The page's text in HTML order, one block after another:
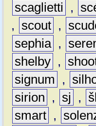
scaglietti
,
,
scout ,
sephia ,
shelby ,
signum
,
sirion
, sj ,
smart ,